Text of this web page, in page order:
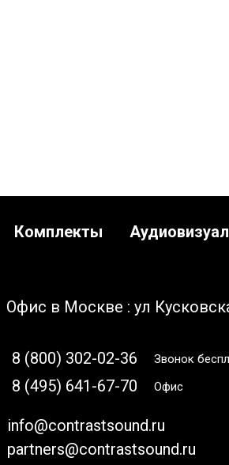
Комплекты
Офис в Москве : ул
8 (800) 302-02-36 Звонок
8 (495) 641-67-70 Офис
info@contrastsound.ru
partners@contrastsound.ru